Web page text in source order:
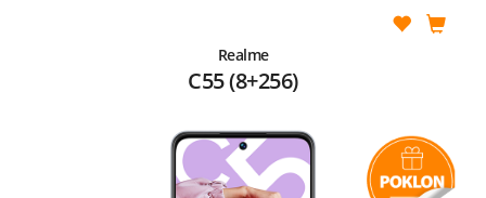
Realme
C55 (8+256)